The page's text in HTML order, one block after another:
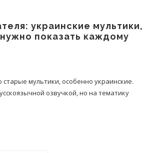
украинские мультики,
показать каждому
мультики, особенно украинские.
озвучкой, но на тематику